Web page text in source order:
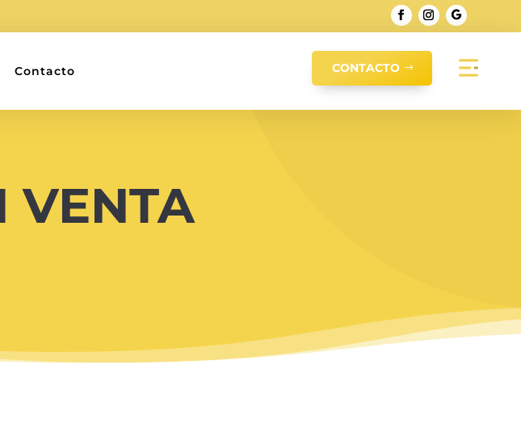
Contacto CONTACTO
VENTA